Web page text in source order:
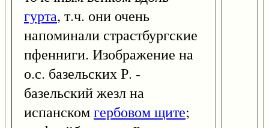
гурта, т.ч. они очень
напоминали страстбургские
пфенниги. Изображение на
о.с. базельских Р. -
базельский жезл на
испанскомгербовом щите;